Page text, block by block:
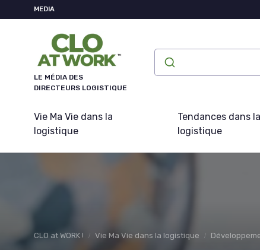
MEDIA
LE MÉDIA DES
DIRECTEURS LOGISTIQUE
Vie Ma Vie dans la
logistique
Tendances dans la
logistique
CLO at WORK ! Vie Ma Vie dans la logistique
Panneau de gestion des cookies